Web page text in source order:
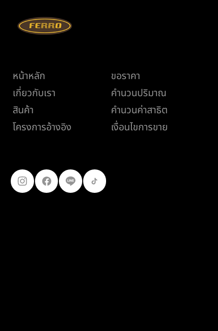
หน้าหลัก
เกี่ยวกับเรา
สินค้า
โครงการอ้างอิง
ขอราคา
คำนวนปริมาณ
คำนวนค่าสาธิต
เงื่อนไขการขาย